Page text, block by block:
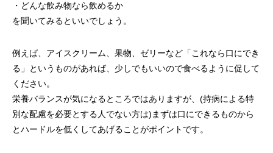
・どんな飲み物なら飲めるか
を聞いてみるといいでしょう。
例えば、アイスクリーム、果物、ゼリーなど「これなら口にでき
る」というものがあれば、少しでもいいので食べるように促して
ください。
栄養バランスが気になるところではありますが、(持病による特
別な配慮を必要とする人でない方は)まずは口にできるものから
とハードルを低くしてあげることがポイントです。